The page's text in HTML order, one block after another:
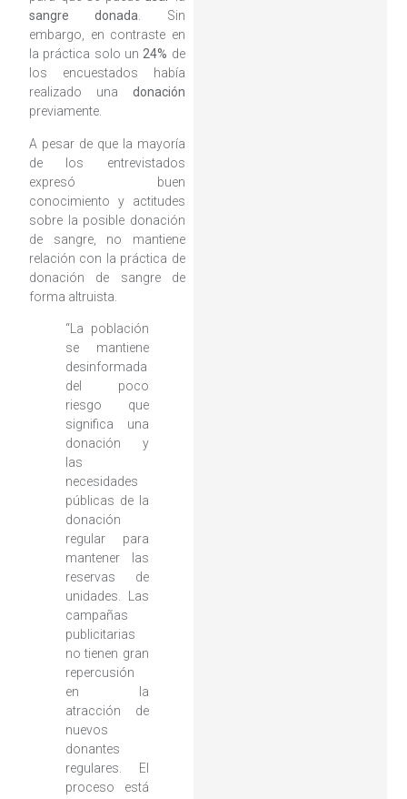
sangre donada . Sin
embargo, en contraste en
la práctica solo un 24% de
los encuestados había
realizado una donación
previamente.
A pesar de que la mayoría
de los entrevistados
expresó buen
conocimiento y actitudes
sobre la posible donación
de sangre, no mantiene
relación con la práctica de
donación de sangre de
forma altruista.
“La población
se mantiene
desinformada
del poco
riesgo que
significa una
donación y
las
necesidades
públicas de la
donación
regular para
mantener las
reservas de
unidades. Las
campañas
publicitarias
no tienen gran
repercusión
en la
atracción de
nuevos
donantes
regulares. El
proceso está